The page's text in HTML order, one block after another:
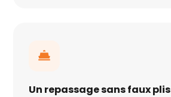
Un repassage sans faux plis